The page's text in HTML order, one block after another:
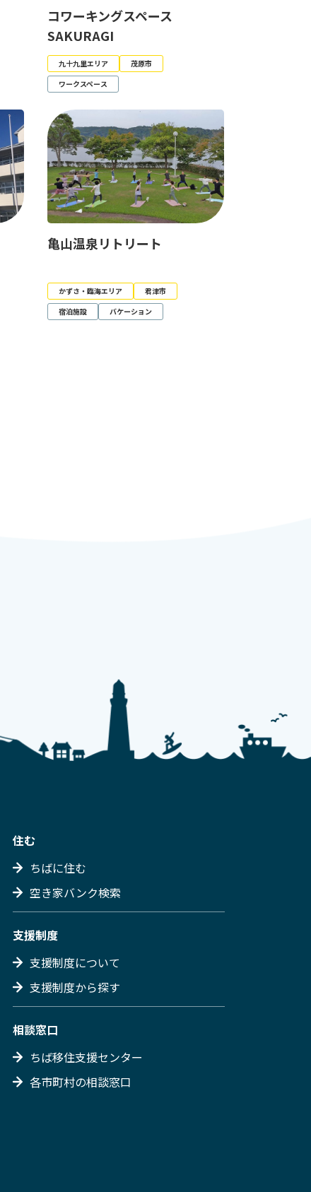
コワーキングスペース
SAKURAGI
九十九里エリア
茂原市
ワークスペース
亀山温泉リトリート
かずさ・臨海エリア
君津市
宿泊施設
バケーション
住む
ちばに住む
空き家バンク検索
支援制度
支援制度について
支援制度から探す
相談窓口
ちば移住支援センター
各市町村の相談窓口